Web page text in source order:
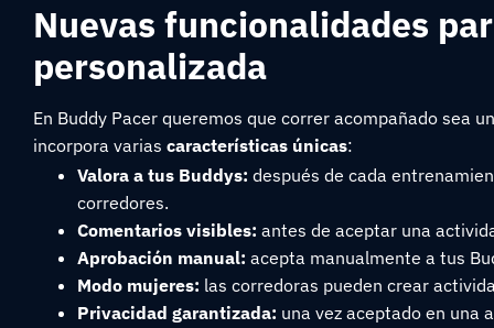
Nuevas funcionalidades
personalizada
En Buddy Pacer queremos que correr acompañado sea
incorpora varias características únicas:
Valora a tus Buddys: después de cada
corredores.
Comentarios visibles: antes de aceptar una
Aprobación manual: acepta manualmente a tus
Modo mujeres: las corredoras pueden crear
Privacidad garantizada: una vez aceptado en una